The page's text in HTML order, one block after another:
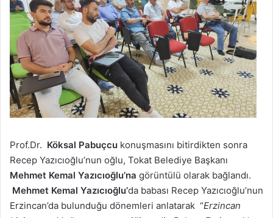
Prof.Dr. Köksal Pabuçcu konuşmasını bitirdikten sonra
Recep Yazıcıoğlu’nun oğlu, Tokat Belediye Başkanı
Mehmet Kemal Yazıcıoğlu’na görüntülü olarak bağlandı.
Mehmet Kemal Yazıcıoğlu’da babası Recep Yazıcıoğlu’nun
Erzincan’da bulunduğu dönemleri anlatarak “Erzincan